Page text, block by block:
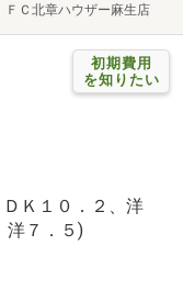
Ｃ北章ハウザー麻生店
初期費用
を知りたい
Ｋ１０．２、洋
洋７．５)